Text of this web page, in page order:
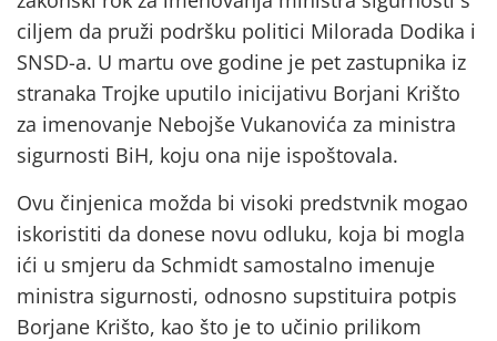
ciljem da pruži podršku politici Milorada Dodika i
SNSD-a. U martu ove godine je pet zastupnika iz
stranaka Trojke uputilo inicijativu Borjani Krišto
za imenovanje Nebojše Vukanovića za ministra
sigurnosti BiH, koju ona nije ispoštovala.
Ovu činjenica možda bi visoki predstvnik mogao
iskoristiti da donese novu odluku, koja bi mogla
ići u smjeru da Schmidt samostalno imenuje
ministra sigurnosti, odnosno supstituira potpis
Borjane Krišto, kao što je to učinio prilikom